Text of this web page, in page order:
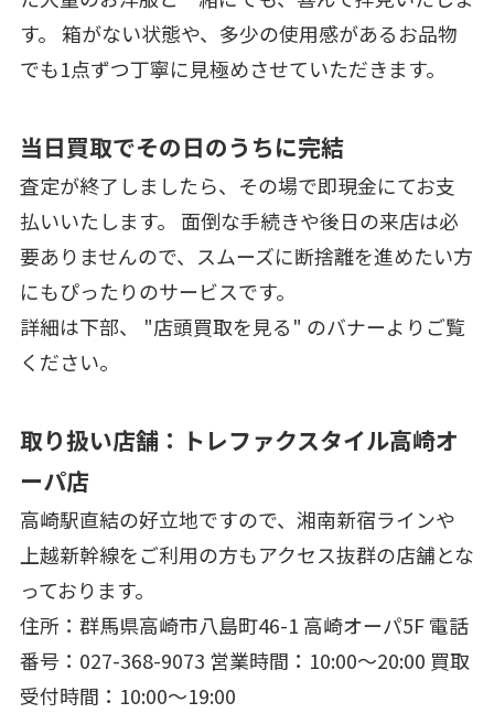
す。 箱がない状態や、多少の使用感があるお品物
でも1点ずつ丁寧に見極めさせていただきます。
当日買取でその日のうちに完結
査定が終了しましたら、その場で即現金にてお支
払いいたします。 面倒な手続きや後日の来店は必
要ありませんので、スムーズに断捨離を進めたい方
にもぴったりのサービスです。
詳細は下部、 "店頭買取を見る" のバナーよりご覧
ください。
取り扱い店舗：トレファクスタイル高崎オ
ーパ店
高崎駅直結の好立地ですので、湘南新宿ラインや
上越新幹線をご利用の方もアクセス抜群の店舗とな
っております。
住所：群馬県高崎市八島町46-1 高崎オーパ5F 電話
番号：027-368-9073 営業時間：10:00～20:00 買取
受付時間：10:00～19:00